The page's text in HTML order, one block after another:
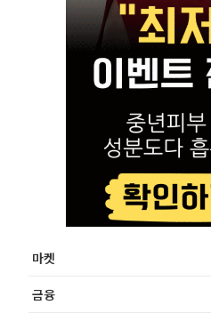
마켓
금융